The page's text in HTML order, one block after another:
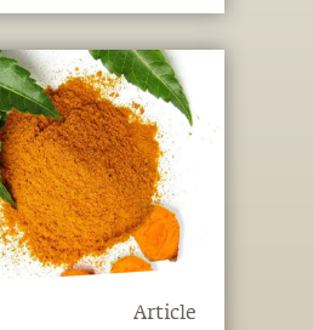
Article